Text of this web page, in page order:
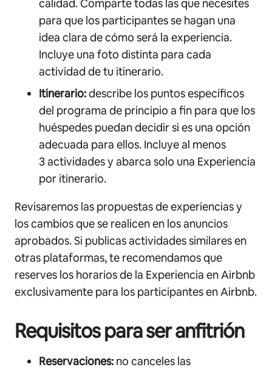
calidad. Comparte todas las que necesites
para que los participantes se hagan una
idea clara de cómo será la experiencia.
Incluye una foto distinta para cada
actividad de tu itinerario.
Itinerario:describe los puntos específicos
del programa de principio a fin para que los
huéspedes puedan decidir si es una opción
adecuada para ellos. Incluye al menos
3 actividades y abarca solo una Experiencia
por itinerario.
Revisaremos las propuestas de experiencias y
los cambios que se realicen en los anuncios
aprobados. Si publicas actividades similares en
otras plataformas, te recomendamos que
reserves los horarios de la Experiencia en Airbnb
exclusivamente para los participantes en Airbnb.
Requisitos para ser anfitrión
Reservaciones: no canceles las